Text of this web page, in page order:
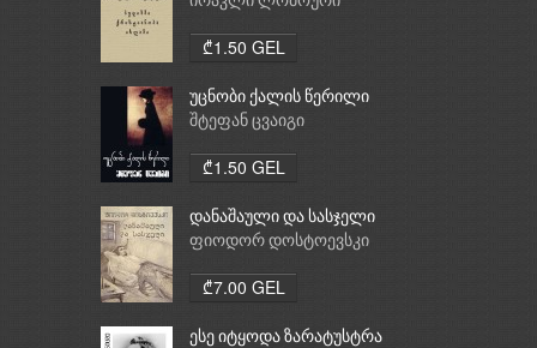
₾1.50 GEL
უცნობი ქალის წერილი
შტეფან ცვაიგი
₾1.50 GEL
დანაშაული და სასჯელი
ფიოდორ დოსტოევსკი
₾7.00 GEL
ესე იტყოდა ზარატუსტრა